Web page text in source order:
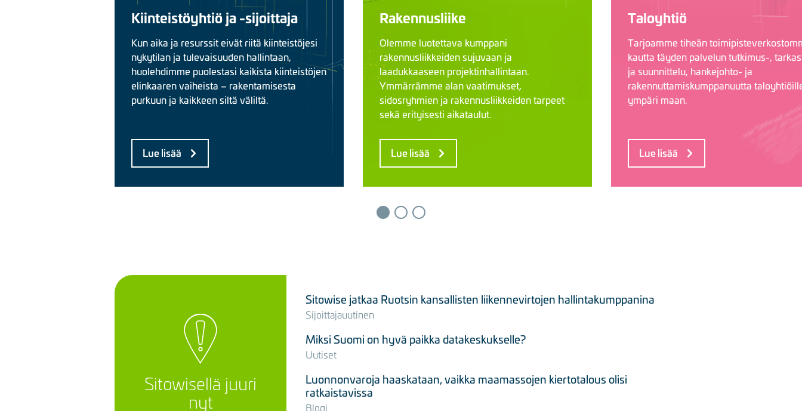
Kiinteistöyhtiö ja -sijoittaja
Kun aika ja resurssit eivät riitä kiinteistöjesi
nykytilan ja tulevaisuuden hallintaan,
huolehdimme puolestasi kaikista kiinteistöjen
elinkaaren vaiheista – rakentamisesta
purkuun ja kaikkeen siltä väliltä.
Lue lisää
Rakennusliike
Olemme luotettava kumppani
rakennusliikkeiden sujuvaan ja
laadukkaaseen projektinhallintaan.
Ymmärrämme alan vaatimukset,
sidosryhmien ja rakennusliikkeiden tarpeet
sekä erityisesti aikataulut.
Lue lisää
Taloyhtiö
Tarjoamme tiheän
kautta täyden palvelun tutkimus-,
ja suunnittelu, hankejohto- ja
rakennuttamiskumppanuutta
ympäri maan.
Lue lisää
Sitowisellä juuri
nyt
Sitowise jatkaa Ruotsin kansallisten liikennevirtojen hallintakumppanina
Sijoittajauutinen
Miksi Suomi on hyvä paikka datakeskukselle?
Uutiset
Luonnonvaroja haaskataan, vaikka maamassojen kiertotalous olisi
ratkaistavissa
Blogi